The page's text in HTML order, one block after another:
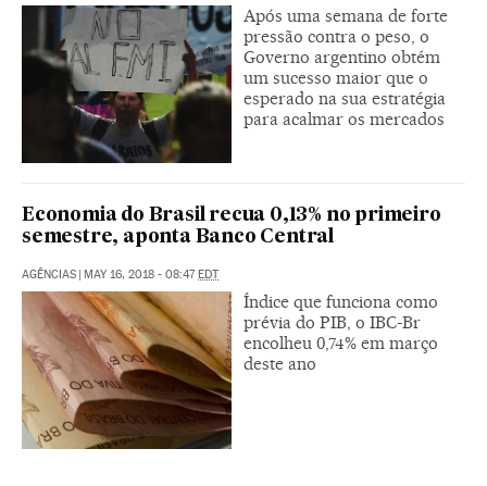
Após uma semana de forte
pressão contra o peso, o
Governo argentino obtém
um sucesso maior que o
esperado na sua estratégia
para acalmar os mercados
Economia do Brasil recua 0,13% no primeiro
semestre, aponta Banco Central
AGÊNCIAS | MAY 16, 2018 - 08:47EDT
Índice que funciona como
prévia do PIB, o IBC-Br
encolheu 0,74% em março
deste ano